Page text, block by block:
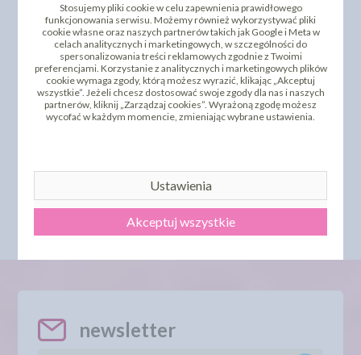
cena:9,48 zł
DO KOSZYKA
cena:9,48 zł
DO KOSZYKA
newsletter
Stosujemy pliki cookie w celu zapewnienia prawidłowego
funkcjonowania serwisu. Możemy również wykorzystywać pliki
cookie własne oraz naszych partnerów takich jak Google i Meta w
celach analitycznych i marketingowych, w szczególności do
spersonalizowania treści reklamowych zgodnie z Twoimi
preferencjami. Korzystanie z analitycznych i marketingowych plików
cookie wymaga zgody, którą możesz wyrazić, klikając „Akceptuj
wszystkie”. Jeżeli chcesz dostosować swoje zgody dla nas i naszych
partnerów, kliknij „Zarządzaj cookies”. Wyrażoną zgodę możesz
wycofać w każdym momencie, zmieniając wybrane ustawienia.
Ustawienia
Akceptuj wszystkie